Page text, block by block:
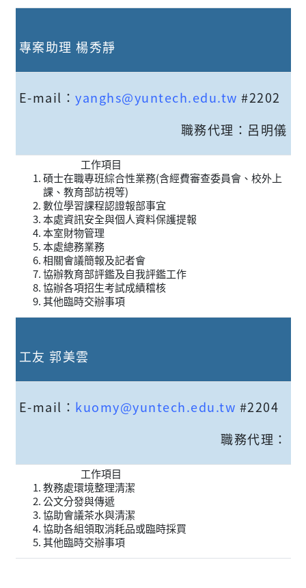
專案助理 楊秀靜
E-mail： yanghs@yuntech.edu.tw #2202
職務代理：呂明儀
工作項目
碩士在職專班綜合性業務(含經費審查委員會、校外上
課、教育部訪視等)
數位學習課程認證報部事宜
本處資訊安全與個人資料保護提報
本室財物管理
本處總務業務
相關會議簡報及記者會
協辦教育部評鑑及自我評鑑工作
協辦各項招生考試成績稽核
其他臨時交辦事項
工友 郭美雲
E-mail： kuomy@yuntech.edu.tw #2204
職務代理：
工作項目
教務處環境整理清潔
公文分發與傳遞
協助會議茶水與清潔
協助各組領取消耗品或臨時採買
其他臨時交辦事項